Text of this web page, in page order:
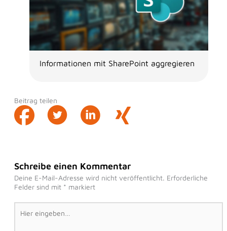
Informationen mit SharePoint aggregieren
Beitrag teilen
Schreibe einen Kommentar
Deine E-Mail-Adresse wird nicht veröffentlicht. Erforderliche
Felder sind mit * markiert
Hier
eingeben…